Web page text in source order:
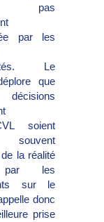
pas
par les
Le
que
soient
la réalité
par les
sur le
donc
prise